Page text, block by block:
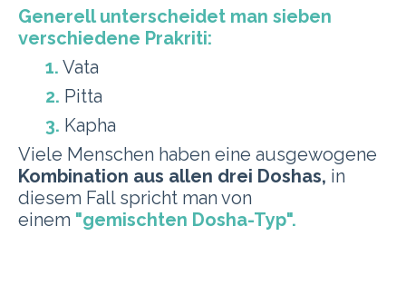
Generell unterscheidet man sieben
verschiedene Prakriti:
1. Vata
2. Pitta
3. Kapha
Viele Menschen haben eine ausgewogene
Kombination aus allen drei Doshas, in
diesem Fall spricht man von
einem "gemischten Dosha-Typ".